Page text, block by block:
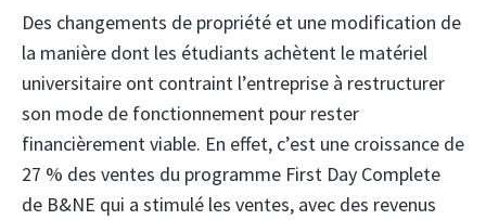
Des changements de propriété et une modification de
la manière dont les étudiants achètent le matériel
universitaire ont contraint l’entreprise à restructurer
son mode de fonctionnement pour rester
financièrement viable. En effet, c’est une croissance de
27 % des ventes du programme First Day Complete
de B&NE qui a stimulé les ventes, avec des revenus